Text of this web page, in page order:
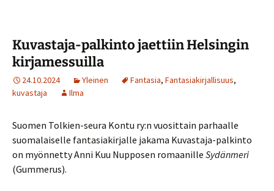
Kuvastaja-palkinto jaettiin Helsingin
kirjamessuilla
24.10.2024 Yleinen Fantasia, Fantasiakirjallisuus,
kuvastaja
Ilma
Suomen Tolkien-seura Kontu ry:n vuosittain parhaalle
suomalaiselle fantasiakirjalle jakama Kuvastaja-palkinto
on myönnetty Anni Kuu Nupposen romaanille Sydänmeri
(Gummerus).